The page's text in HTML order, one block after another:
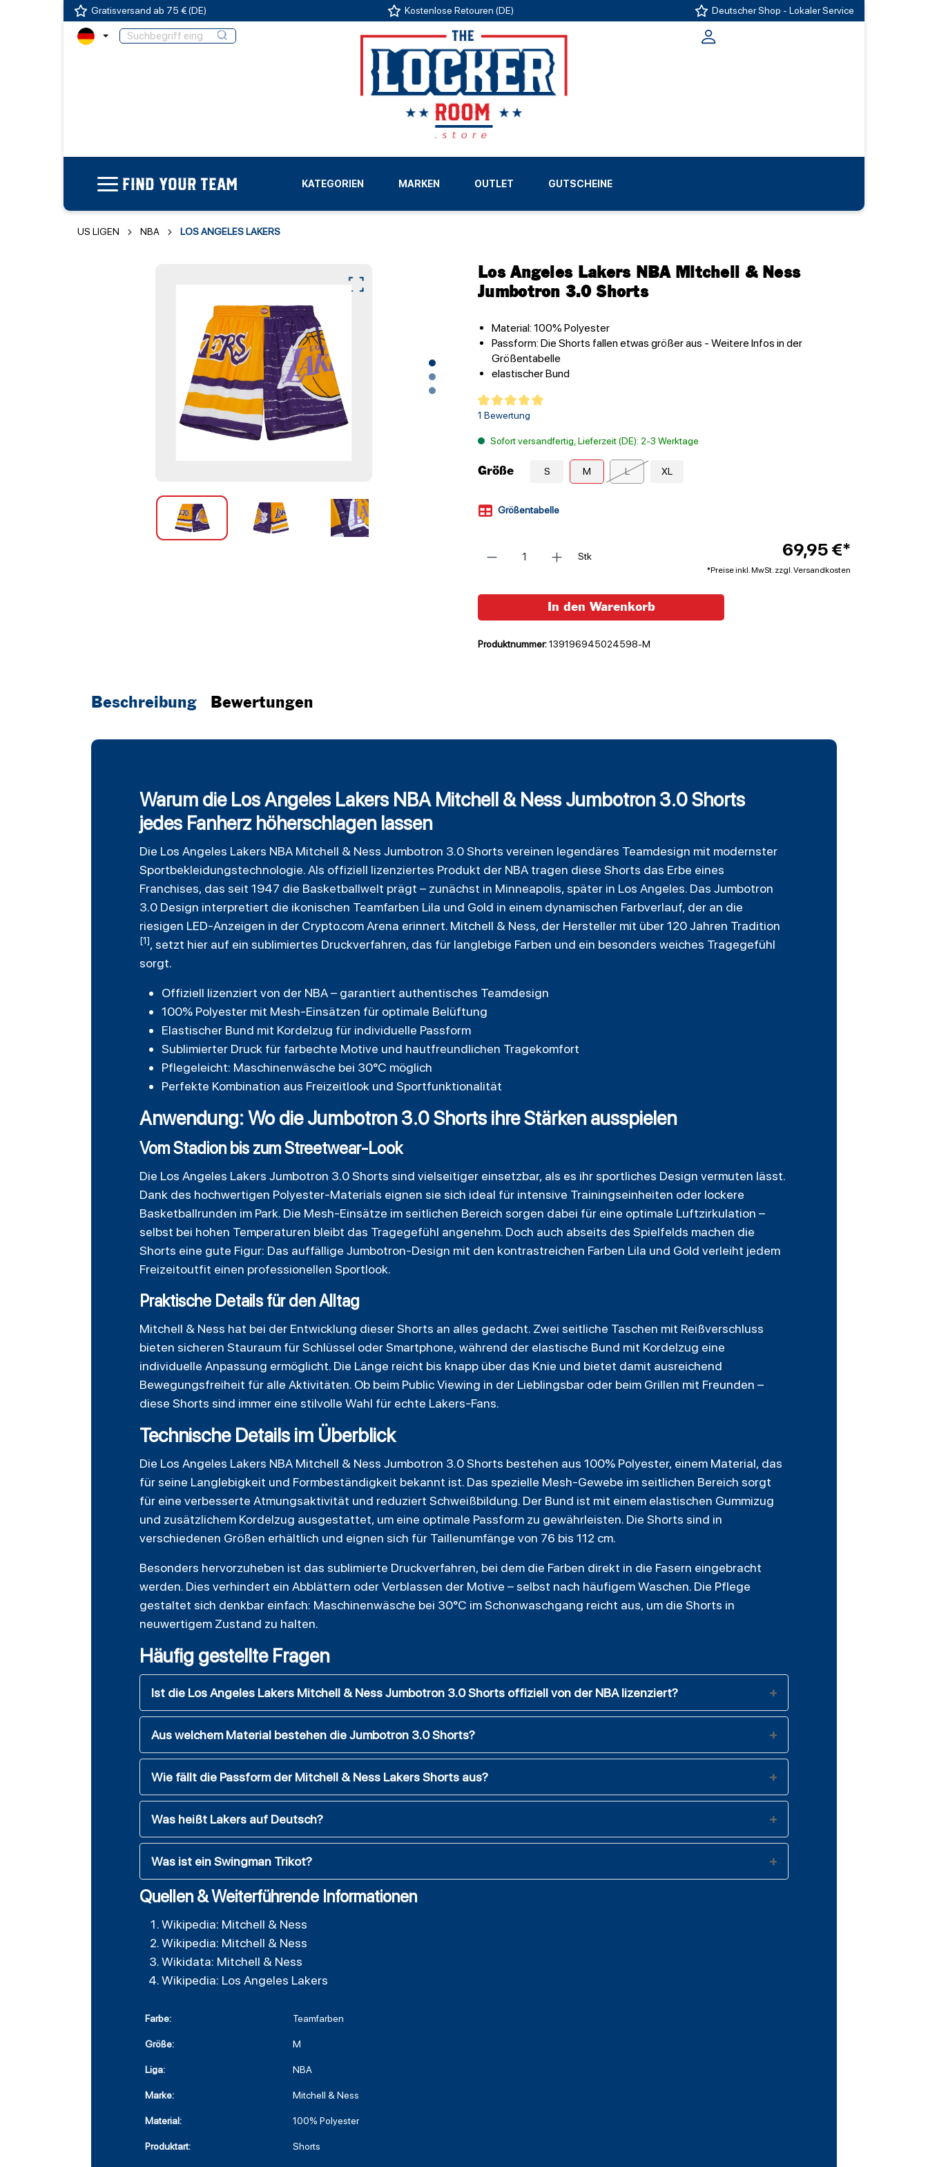
Gratisversand ab 75 € (DE) Kostenlose Retouren (DE) Deutscher Shop - Lokaler Service
FIND YOUR TEAM KATEGORIEN MARKEN
LIGEN
OUTLET GUTSCHEINE
US LIGEN NBA LOS ANGELES LAKERS
Los Angeles Lakers NBA Mitchell & Ness
Jumbotron 3.0 Shorts
Material: 100% Polyester
Passform: Die Shorts fallen etwas größer aus - Weitere Infos in der
Größentabelle
elastischer Bund
Durchschnittliche Bewertung von 5 von 5 Sternen
1 Bewertung
Sofort versandfertig, Lieferzeit (DE): 2-3 Werktage
Größe S M L XL
Größentabelle
Stk
69,95 €*
*Preise inkl. MwSt. zzgl. Versandkosten
In den Warenkorb
Produktnummer:139196945024598-M
Beschreibung Bewertungen
Warum die Los Angeles Lakers NBA Mitchell & Ness Jumbotron 3.0 Shorts
jedes Fanherz höherschlagen lassen
Die Los Angeles Lakers NBA Mitchell & Ness Jumbotron 3.0Shorts vereinen legendäres Teamdesign mit modernster
Sportbekleidungstechnologie. Als offiziell lizenziertes Produkt der NBA tragen diese Shorts das Erbe eines
Franchises, das seit 1947 die Basketballwelt prägt – zunächst in Minneapolis, später in Los Angeles. Das Jumbotron
3.0 Design interpretiert die ikonischen Teamfarben Lila und Gold in einem dynamischen Farbverlauf, der an die
riesigen LED-Anzeigen in der Crypto.com Arena erinnert. Mitchell & Ness, der Hersteller mit über 120 Jahren Tradition
[1], setzt hier auf ein sublimiertes Druckverfahren, das für langlebige Farben und ein besonders weiches Tragegefühl
sorgt.
Offiziell lizenziert von der NBA – garantiert authentisches Teamdesign
100% Polyester mit Mesh-Einsätzen für optimale Belüftung
Elastischer Bund mit Kordelzug für individuelle Passform
Sublimierter Druck für farbechte Motive und hautfreundlichen Tragekomfort
Pflegeleicht: Maschinenwäsche bei 30°C möglich
Perfekte Kombination aus Freizeitlook und Sportfunktionalität
Anwendung: Wo die Jumbotron 3.0 Shorts ihre Stärken ausspielen
Vom Stadion bis zum Streetwear-Look
Die Los Angeles Lakers Jumbotron 3.0 Shorts sind vielseitiger einsetzbar, als es ihr sportliches Design vermuten lässt.
Dank des hochwertigen Polyester-Materials eignen sie sich ideal für intensive Trainingseinheiten oder lockere
Basketballrunden im Park. Die Mesh-Einsätze im seitlichen Bereich sorgen dabei für eine optimale Luftzirkulation –
selbst bei hohen Temperaturen bleibt das Tragegefühl angenehm. Doch auch abseits des Spielfelds machen die
Shorts eine gute Figur: Das auffällige Jumbotron-Design mit den kontrastreichen Farben Lila und Gold verleiht jedem
Freizeitoutfit einen professionellen Sportlook.
Praktische Details für den Alltag
Mitchell & Ness hat bei der Entwicklung dieser Shorts an alles gedacht. Zwei seitliche Taschen mit Reißverschluss
bieten sicheren Stauraum für Schlüssel oder Smartphone, während der elastische Bund mit Kordelzug eine
individuelle Anpassung ermöglicht. Die Länge reicht bis knapp über das Knie und bietet damit ausreichend
Bewegungsfreiheit für alle Aktivitäten. Ob beim Public Viewing in der Lieblingsbar oder beim Grillen mit Freunden –
diese Shorts sind immer eine stilvolle Wahl für echte Lakers-Fans.
Technische Details im Überblick
Die Los Angeles Lakers NBA Mitchell & Ness Jumbotron 3.0 Shorts bestehen aus 100% Polyester, einem Material, das
für seine Langlebigkeit und Formbeständigkeit bekannt ist. Das spezielle Mesh-Gewebe im seitlichen Bereich sorgt
für eine verbesserte Atmungsaktivität und reduziert Schweißbildung. Der Bund ist mit einem elastischen Gummizug
und zusätzlichem Kordelzug ausgestattet, um eine optimale Passform zu gewährleisten. Die Shorts sind in
verschiedenen Größen erhältlich und eignen sich für Taillenumfänge von 76 bis 112 cm.
Besonders hervorzuheben ist das sublimierte Druckverfahren, bei dem die Farben direkt in die Fasern eingebracht
werden. Dies verhindert ein Abblättern oder Verblassen der Motive – selbst nach häufigem Waschen. Die Pflege
gestaltet sich denkbar einfach: Maschinenwäsche bei 30°C im Schonwaschgang reicht aus, um die Shorts in
neuwertigem Zustand zu halten.
Häufig gestellte Fragen
Ist die Los Angeles Lakers Mitchell & Ness Jumbotron 3.0 Shorts offiziell von der NBA lizenziert?
Aus welchem Material bestehen die Jumbotron 3.0 Shorts?
Wie fällt die Passform der Mitchell & Ness Lakers Shorts aus?
Was heißt Lakers auf Deutsch?
Was ist ein Swingman Trikot?
Quellen & Weiterführende Informationen
Wikipedia: Mitchell & Ness
Wikipedia: Mitchell & Ness
Wikidata: Mitchell & Ness
Wikipedia: Los Angeles Lakers
Farbe: Teamfarben
Größe: M
Liga: NBA
Marke: Mitchell & Ness
Material: 100% Polyester
Produktart: Shorts